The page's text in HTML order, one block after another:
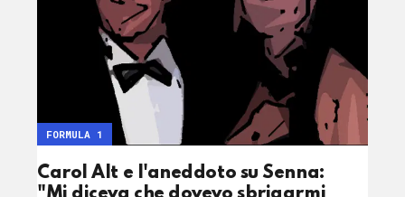
Carol Alt e l'aneddoto su Senna:
FORMULA 1